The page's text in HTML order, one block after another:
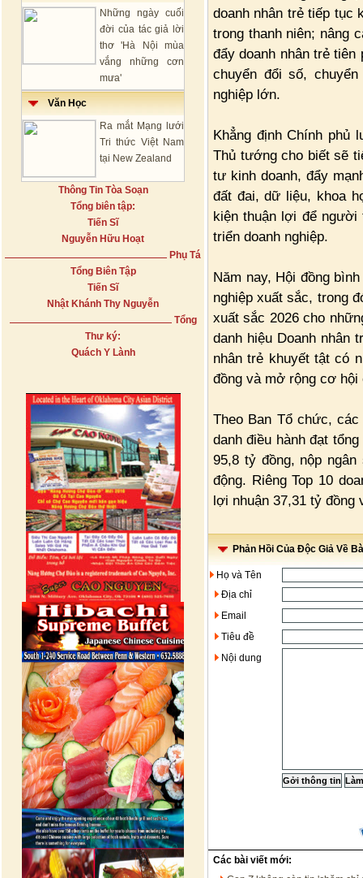
Những ngày cuối
đời của tác giả lời
thơ 'Hà Nội mùa
vắng những cơn
mưa'
Văn Học
Ra mắt Mạng lưới
Tri thức Việt Nam
tại New Zealand
Thông Tin Tòa Soạn
Tổng biên tập:
Tiến Sĩ
Nguyễn Hữu Hoạt
Phụ Tá
Tổng Biên Tập
Tiến Sĩ
Nhật Khánh Thy Nguyễn
Tổng
Thư ký:
Quách Y Lành
doanh nhân trẻ tiếp tục
trong thanh niên; nâng
đẩy doanh nhân trẻ
chuyển đổi số,
nghiệp lớn.
Khẳng định Chính phủ
Thủ tướng cho biết sẽ
tư kinh doanh, đẩy
đất đai, dữ liệu, khoa
kiện thuận lợi để người
triển doanh nghiệp.
Năm nay, Hội đồng
nghiệp xuất sắc, trong
xuất sắc 2026 cho
danh hiệu Doanh nhân
nhân trẻ khuyết tật có
đồng và mở rộng cơ
Theo Ban Tổ chức,
danh điều hành đạt
95,8 tỷ đồng, nộp
động. Riêng Top 10
lợi nhuận 37,31 tỷ đồng
Phản Hồi Của Độc Giả Về
Họ và Tên
Địa chỉ
Email
Tiêu đề
Nội dung
Các bài viết mới: